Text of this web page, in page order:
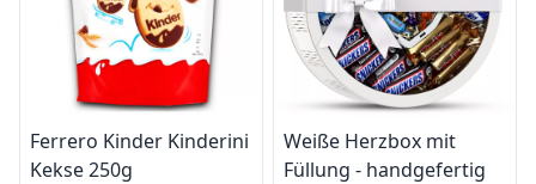
Ferrero Kinder Kinderini
Kekse 250g
Weiße Herzbox mit
Füllung - handgefertig